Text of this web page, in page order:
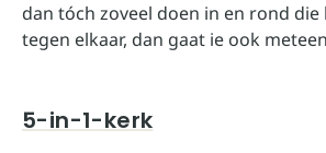
dan tóch zoveel doen in en rond die
tegen elkaar, dan gaat ie ook
5-in-1-kerk